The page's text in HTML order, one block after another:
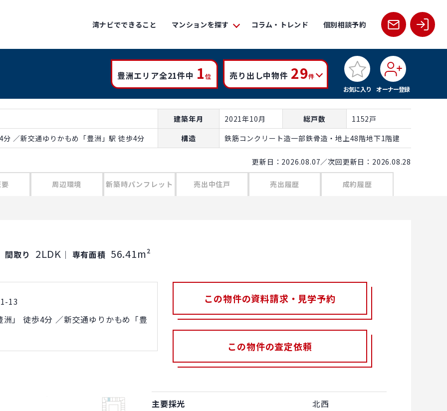
湾ナビでできること マンションを探す コラム・トレンド 個別相談予約
豊洲エリア全21件中 1位 売り出し中物件 29件
お気に入り
オーナー登録
建築年月 2021年10月 総戸数
1152戸
／新交通ゆりかもめ「豊洲」駅 徒歩4分
構造 鉄筋コンクリート造一部鉄骨造・地上48階地下1階建
更新日：2026.08.07／次回更新日：2026.08.28
周辺環境 新築時パンフレット 売出中住戸 売出履歴 成約履歴
間取り 2LDK ｜ 専有面積 56.41m²
13
」 徒歩4分 ／新交通ゆりかもめ「豊
この物件の資料請求・見学予約
この物件の査定依頼
主要採光
北西